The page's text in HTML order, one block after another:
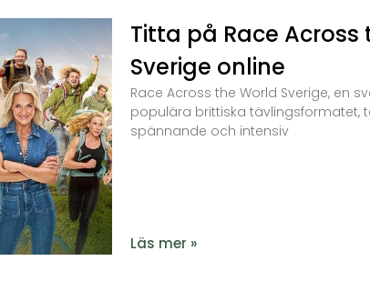
Titta på Race Across
Sverige online
Race Across the World Sverige, en
populära brittiska tävlingsformatet,
spännande och intensiv
Läs mer »